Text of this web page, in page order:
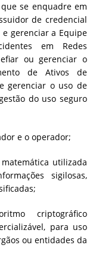
se enquadre em
de credencial
gerenciar a Equipe
em Redes
ou gerenciar o
de Ativos de
gerenciar o uso de
do uso seguro
e o operador;
matemática utilizada
sigilosas,
criptográfico
para uso
ou entidades da